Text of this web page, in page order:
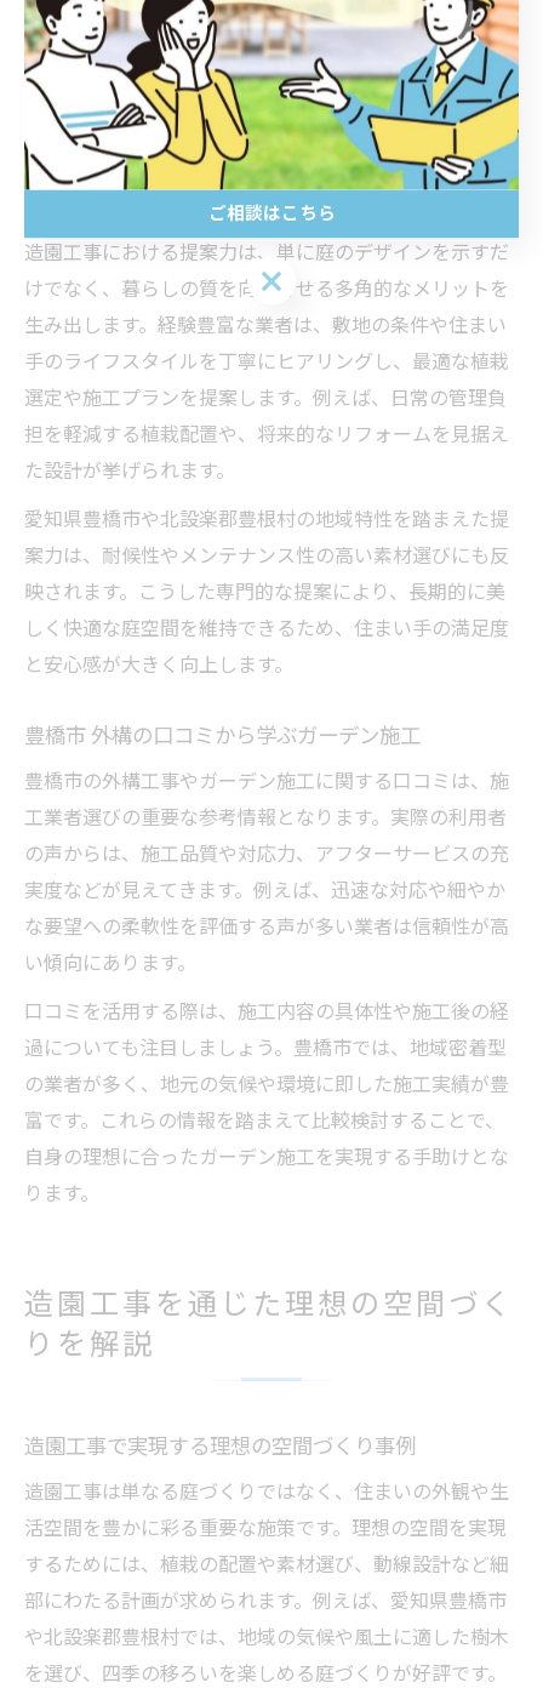
ば、風の通り道を計算した植栽配置や、雨水の流れを考
慮した排水設計は、利便性と美観の双方を高めるポイン
トです。これらを踏まえて施工業者を選ぶことが、満足
度の高い住環境づくりにつながります。
造園工事の提案力が暮らしに生むメリット
造園工事における提案力は、単に庭のデザインを示すだ
けでなく、暮らしの質を向上させる多角的なメリットを
生み出します。経験豊富な業者は、敷地の条件や住まい
手のライフスタイルを丁寧にヒアリングし、最適な植栽
選定や施工プランを提案します。例えば、日常の管理負
担を軽減する植栽配置や、将来的なリフォームを見据え
た設計が挙げられます。
愛知県豊橋市や北設楽郡豊根村の地域特性を踏まえた提
案力は、耐候性やメンテナンス性の高い素材選びにも反
映されます。こうした専門的な提案により、長期的に美
しく快適な庭空間を維持できるため、住まい手の満足度
と安心感が大きく向上します。
豊橋市 外構の口コミから学ぶガーデン施工
豊橋市の外構工事やガーデン施工に関する口コミは、施
工業者選びの重要な参考情報となります。実際の利用者
の声からは、施工品質や対応力、アフターサービスの充
実度などが見えてきます。例えば、迅速な対応や細やか
な要望への柔軟性を評価する声が多い業者は信頼性が高
い傾向にあります。
口コミを活用する際は、施工内容の具体性や施工後の経
過についても注目しましょう。豊橋市では、地域密着型
の業者が多く、地元の気候や環境に即した施工実績が豊
富です。これらの情報を踏まえて比較検討することで、
自身の理想に合ったガーデン施工を実現する手助けとな
ります。
造園工事を通じた理想の空間づく
りを解説
造園工事で実現する理想の空間づくり事例
造園工事は単なる庭づくりではなく、住まいの外観や生
活空間を豊かに彩る重要な施策です。理想の空間を実現
するためには、植栽の配置や素材選び、動線設計など細
部にわたる計画が求められます。例えば、愛知県豊橋市
や北設楽郡豊根村では、地域の気候や風土に適した樹木
を選び、四季の移ろいを楽しめる庭づくりが好評です。
ご相談はこちら
ご相談はこちら